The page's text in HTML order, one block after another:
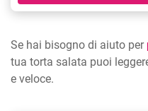
Se hai bisogno di aiuto per
tua torta salata puoi
e veloce.